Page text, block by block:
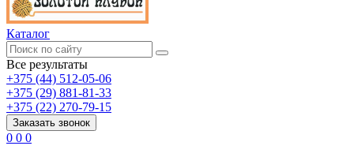
Каталог
Все результаты
+375 (44) 512-05-06
+375 (29) 881-81-33
+375 (22) 270-79-15
Заказать звонок
0 0 0